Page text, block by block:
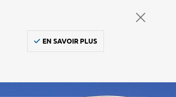
EN SAVOIR PLUS